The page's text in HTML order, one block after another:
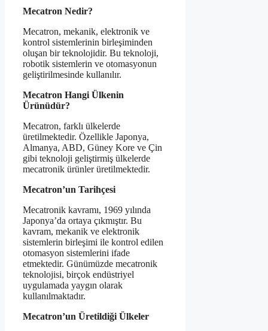
Mecatron Nedir?
Mecatron, mekanik, elektronik ve
kontrol sistemlerinin birleşiminden
oluşan bir teknolojidir. Bu teknoloji,
robotik sistemlerin ve otomasyonun
geliştirilmesinde kullanılır.
Mecatron Hangi Ülkenin
Ürünüdür?
Mecatron, farklı ülkelerde
üretilmektedir. Özellikle Japonya,
Almanya, ABD, Güney Kore ve Çin
gibi teknoloji geliştirmiş ülkelerde
mecatronik ürünler üretilmektedir.
Mecatron’un Tarihçesi
Mecatronik kavramı, 1969 yılında
Japonya’da ortaya çıkmıştır. Bu
kavram, mekanik ve elektronik
sistemlerin birleşimi ile kontrol edilen
otomasyon sistemlerini ifade
etmektedir. Günümüzde mecatronik
teknolojisi, birçok endüstriyel
uygulamada yaygın olarak
kullanılmaktadır.
Mecatron’un Üretildiği Ülkeler